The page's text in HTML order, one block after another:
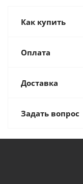
Как купить
Оплата
Доставка
Задать вопрос